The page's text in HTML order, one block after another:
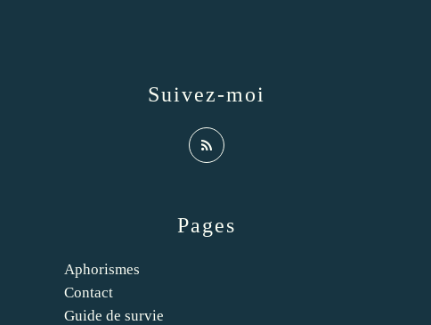
Pages
Aphorismes
Contact
Guide de survie
Suivez-moi